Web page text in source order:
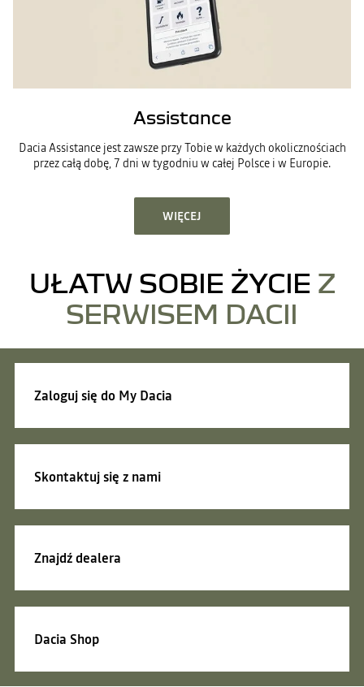
Assistance
Dacia Assistance jest zawsze przy Tobie w każdych okolicznościach
przez całą dobę, 7 dni w tygodniu w całej Polsce i w Europie.
WIĘCEJ
UŁATW SOBIE ŻYCIE Z
SERWISEM DACII
Zaloguj się do My Dacia
Skontaktuj się z nami
Znajdź dealera
Dacia Shop